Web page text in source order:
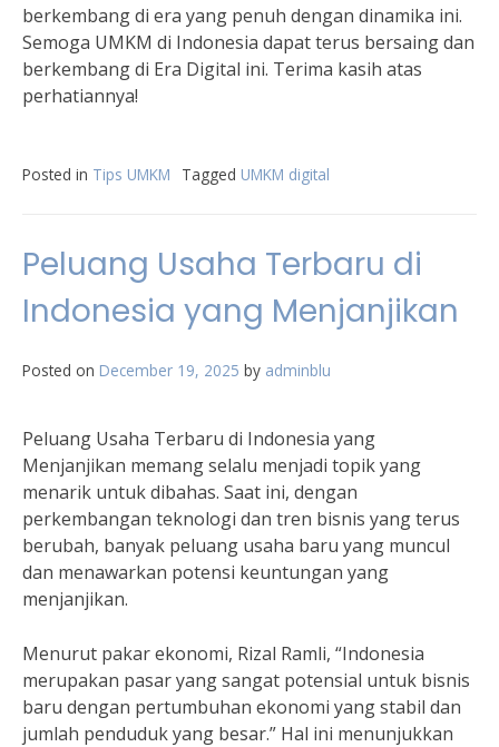
berkembang di era yang penuh dengan dinamika ini.
Semoga UMKM di Indonesia dapat terus bersaing dan
berkembang di Era Digital ini. Terima kasih atas
perhatiannya!
Posted in Tips UMKM Tagged UMKM digital
Peluang Usaha Terbaru di
Indonesia yang Menjanjikan
Posted on December 19, 2025 by adminblu
Peluang Usaha Terbaru di Indonesia yang
Menjanjikan memang selalu menjadi topik yang
menarik untuk dibahas. Saat ini, dengan
perkembangan teknologi dan tren bisnis yang terus
berubah, banyak peluang usaha baru yang muncul
dan menawarkan potensi keuntungan yang
menjanjikan.
Menurut pakar ekonomi, Rizal Ramli, “Indonesia
merupakan pasar yang sangat potensial untuk bisnis
baru dengan pertumbuhan ekonomi yang stabil dan
jumlah penduduk yang besar.” Hal ini menunjukkan